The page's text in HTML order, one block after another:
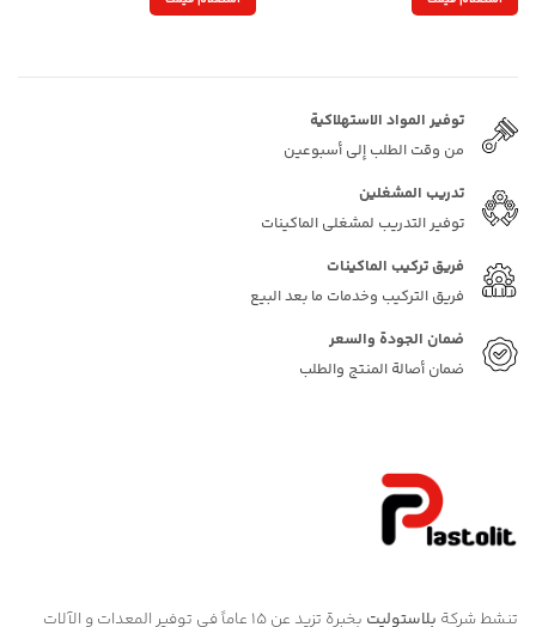
توفیر المواد الاستهلاكية
من وقت الطلب إلى أسبوعين
تدريب المشغلين
توفير التدريب لمشغلي الماكينات
فريق تركيب الماكينات
فريق التركيب وخدمات ما بعد البيع
ضمان الجودة والسعر
ضمان أصالة المنتج والطلب
تنشط شركة بلاستوليت
بخبرة تزيد عن ١٥ عاماً في توفير المعدات و الآلات